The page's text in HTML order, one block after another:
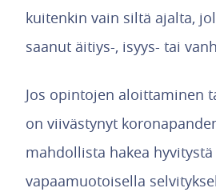
kuitenkin vain siltä ajalta,
saanut äitiys-, isyys- tai
Jos opintojen aloittaminen
on viivästynyt
mahdollista hakea hyvitystä
vapaamuotoisella